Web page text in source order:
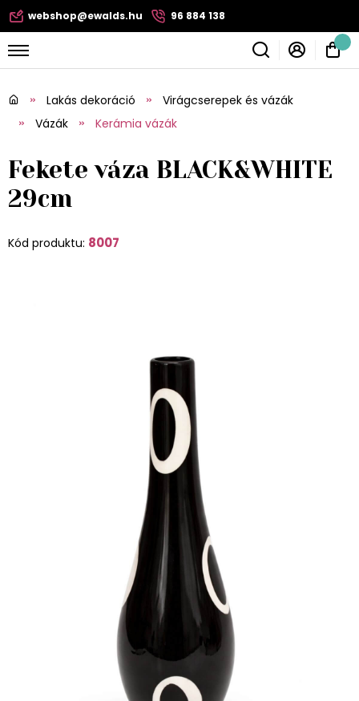
webshop@ewalds.hu 96 884 138
Lakás dekoráció
Virágcserepek és vázák
Vázák
Kerámia vázák
Fekete váza BLACK&WHITE
29cm
Kód produktu: 8007